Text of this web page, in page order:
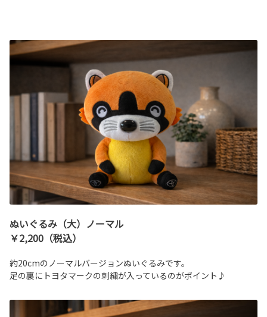
ぬいぐるみ（大）ノーマル
￥2,200（税込）
約20cmのノーマルバージョンぬいぐるみです。
足の裏にトヨタマークの刺繍が入っているのがポイント♪